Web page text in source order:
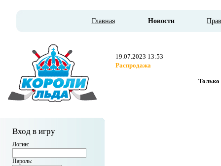
Главная Новости
Вход в игру
Логин:
Пароль:
19.07.2023 13:53
Распродажа
Только